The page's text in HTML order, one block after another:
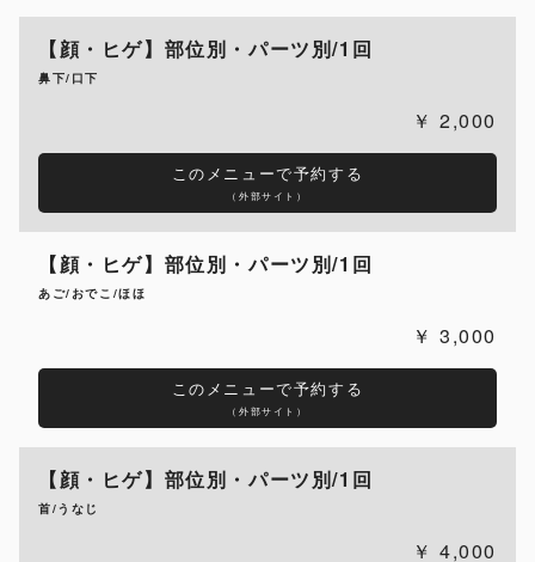
【顔・ヒゲ】部位別・パーツ別/1回
鼻下/口下
2,000
このメニューで予約する
（外部サイト）
【顔・ヒゲ】部位別・パーツ別/1回
あご/おでこ/ほほ
3,000
このメニューで予約する
（外部サイト）
【顔・ヒゲ】部位別・パーツ別/1回
首/うなじ
4,000